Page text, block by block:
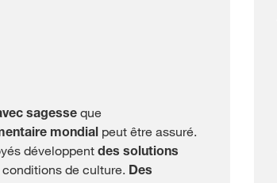
sagesse que
mondial peut être assuré.
développentdes solutions
de culture. Des